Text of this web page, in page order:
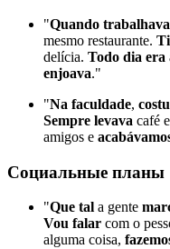
"Quando trabalhava
mesmo restaurante.
delícia. Todo dia era
enjoava."
"Na faculdade,
Sempre levava café
amigos e
Социальные планы
"Que tal a gente
Vou falar com o
alguma coisa,